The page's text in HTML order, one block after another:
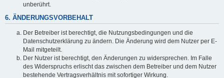
unberührt.
6. ÄNDERUNGSVORBEHALT
Der Betreiber ist berechtigt, die Nutzungsbedingungen und die
Datenschutzerklärung zu ändern. Die Änderung wird dem Nutzer per E-
Mail mitgeteilt.
Der Nutzer ist berechtigt, den Änderungen zu widersprechen. Im Falle
des Widerspruchs erlischt das zwischen dem Betreiber und dem Nutzer
bestehende Vertragsverhältnis mit sofortiger Wirkung.